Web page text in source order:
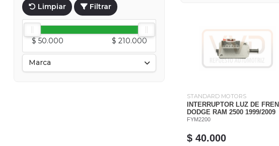
Limpiar Filtrar
$ 50.000 $ 210.000
Marca
STANDARD MOTORS
INTERRUPTOR LUZ DE
DODGE RAM 2500 1999/2009
FYM2200
$ 40.000